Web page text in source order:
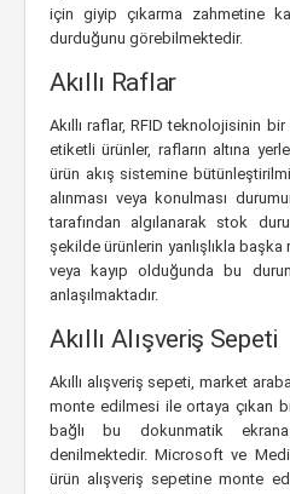
için giyip çıkarma zahmetine
durduğunu görebilmektedir.
Akıllı Raflar
Akıllı raflar, RFID teknolojisinin bir
etiketli ürünler, rafların altına
ürün akış sistemine
alınması veya konulması
tarafından algılanarak stok
şekilde ürünlerin yanlışlıkla
veya kayıp olduğunda bu
anlaşılmaktadır.
Akıllı Alışveriş Sepeti
Akıllı alışveriş sepeti, market
monte edilmesi ile ortaya çıkan
bağlı bu dokunmatik
denilmektedir. Microsoft ve
ürün alışveriş sepetine monte